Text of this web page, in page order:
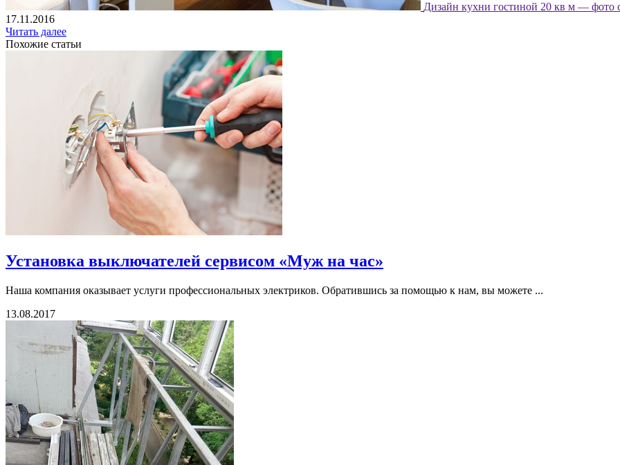
Дизайн кухни гостиной 20 кв м — фото
17.11.2016
Читать далее
Похожие статьи
Установка выключателей сервисом «Муж на час»
Наша компания оказывает услуги профессиональных электриков. Обратившись за помощью к нам, вы можете ...
13.08.2017